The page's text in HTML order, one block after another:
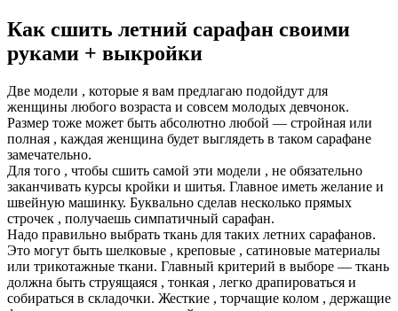
Как сшить летний сарафан своими
руками + выкройки
Две модели , которые я вам предлагаю подойдут для
женщины любого возраста и совсем молодых девчонок.
Размер тоже может быть абсолютно любой — стройная или
полная , каждая женщина будет выглядеть в таком сарафане
замечательно.
Для того , чтобы сшить самой эти модели , не обязательно
заканчивать курсы кройки и шитья. Главное иметь желание и
швейную машинку. Буквально сделав несколько прямых
строчек , получаешь симпатичный сарафан.
Надо правильно выбрать ткань для таких летних сарафанов.
Это могут быть шелковые , креповые , сатиновые материалы
или трикотажные ткани. Главный критерий в выборе — ткань
должна быть струящаяся , тонкая , легко драпироваться и
собираться в складочки. Жесткие , торчащие колом , держащие